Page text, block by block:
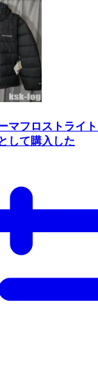
マフロストライ
して購入した